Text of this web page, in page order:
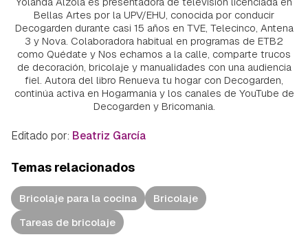
Bellas Artes por la UPV/EHU, conocida por conducir
Decogarden durante casi 15 años en TVE, Telecinco, Antena
3 y Nova. Colaboradora habitual en programas de ETB2
como Quédate y Nos echamos a la calle, comparte trucos
de decoración, bricolaje y manualidades con una audiencia
fiel. Autora del libro Renueva tu hogar con Decogarden,
continúa activa en Hogarmania y los canales de YouTube de
Decogarden y Bricomania.
Editado por: Beatriz García
Temas relacionados
Bricolaje para la cocina
Bricolaje
Tareas de bricolaje